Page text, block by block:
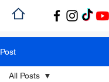
Post
All Posts